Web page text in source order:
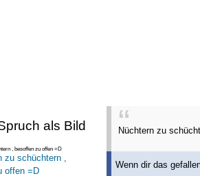
als Bild
, besoffen zu offen =D
Nüchtern zu
Wenn dir das